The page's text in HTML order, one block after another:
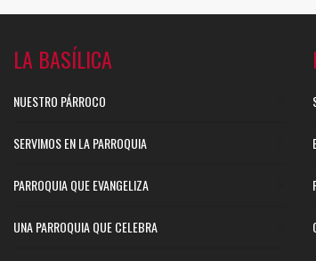
LA BASÍLICA
NUESTRO PÁRROCO
SERVIMOS EN LA PARROQUIA
PARROQUIA QUE EVANGELIZA
UNA PARROQUIA QUE CELEBRA